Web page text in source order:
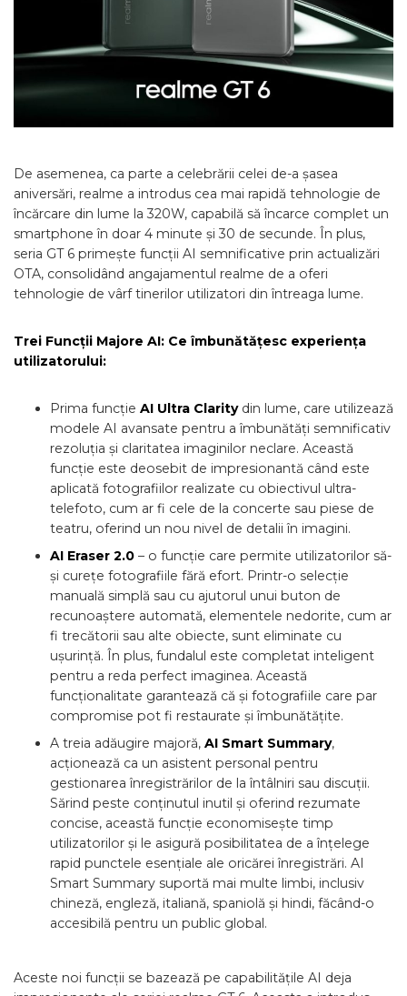
De asemenea, ca parte a celebrării celei de-a șasea
aniversări, realme a introdus cea mai rapidă tehnologie de
încărcare din lume la 320W, capabilă să încarce complet un
smartphone în doar 4 minute și 30 de secunde. În plus,
seria GT 6 primește funcții AI semnificative prin actualizări
OTA, consolidând angajamentul realme de a oferi
tehnologie de vârf tinerilor utilizatori din întreaga lume.
Trei Funcții Majore AI: Ce îmbunătățesc experiența
utilizatorului:
Prima funcție AI Ultra Claritydin lume, care utilizează
modele AI avansate pentru a îmbunătăți semnificativ
rezoluția și claritatea imaginilor neclare. Această
funcție este deosebit de impresionantă când este
aplicată fotografiilor realizate cu obiectivul ultra-
telefoto, cum ar fi cele de la concerte sau piese de
teatru, oferind un nou nivel de detalii în imagini.
AI Eraser 2.0 – o funcție care permite utilizatorilor să-
și curețe fotografiile fără efort. Printr-o selecție
manuală simplă sau cu ajutorul unui buton de
recunoaștere automată, elementele nedorite, cum ar
fi trecătorii sau alte obiecte, sunt eliminate cu
ușurință. În plus, fundalul este completat inteligent
pentru a reda perfect imaginea. Această
funcționalitate garantează că și fotografiile care par
compromise pot fi restaurate și îmbunătățite.
A treia adăugire majoră, AI Smart Summary,
acționează ca un asistent personal pentru
gestionarea înregistrărilor de la întâlniri sau discuții.
Sărind peste conținutul inutil și oferind rezumate
concise, această funcție economisește timp
utilizatorilor și le asigură posibilitatea de a înțelege
rapid punctele esențiale ale oricărei înregistrări. AI
Smart Summary suportă mai multe limbi, inclusiv
chineză, engleză, italiană, spaniolă și hindi, făcând-o
accesibilă pentru un public global.
Aceste noi funcții se bazează pe capabilitățile AI deja